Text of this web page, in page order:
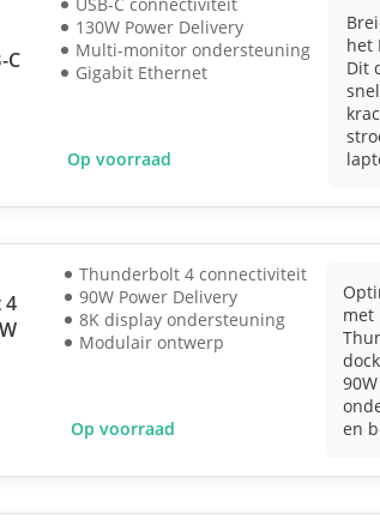
C
130W Power Delivery
Multi-monitor ondersteuning
Gigabit Ethernet
Op voorraad
het
Dit
4
Thunderbolt 4 connectiviteit
90W Power Delivery
8K display ondersteuning
Modulair ontwerp
Op voorraad
met
en